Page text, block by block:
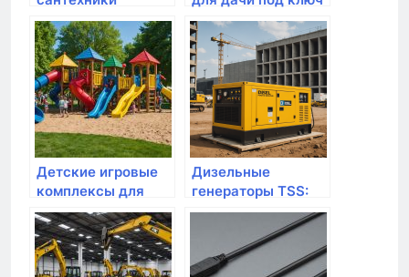
— преимущества,
цены и советы по
выбору
Детские игровые
комплексы для
улицы: волшебный
мир игры на
свежем воздухе
Дизельные
генераторы TSS:
надежные
источники энергии
для любого
бизнеса